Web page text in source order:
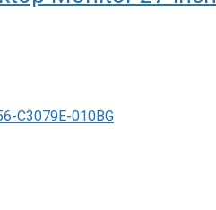
C3079E-010BG